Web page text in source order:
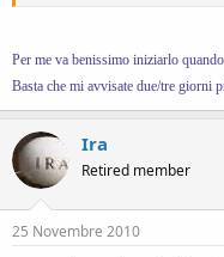
Per me va benissimo iniziarlo
Basta che mi avvisate due/tre giorni
Ira
Retired member
25 Novembre 2010